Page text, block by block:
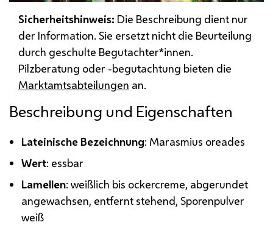
Sicherheitshinweis: Die Beschreibung dient nur
der Information. Sie ersetzt nicht die Beurteilung
durch geschulte Begutachter*innen.
Pilzberatung oder -begutachtung bieten die
Marktamtsabteilungen an.
Beschreibung und Eigenschaften
Lateinische Bezeichnung: Marasmius oreades
Wert: essbar
Lamellen: weißlich bis ockercreme, abgerundet
angewachsen, entfernt stehend, Sporenpulver
weiß